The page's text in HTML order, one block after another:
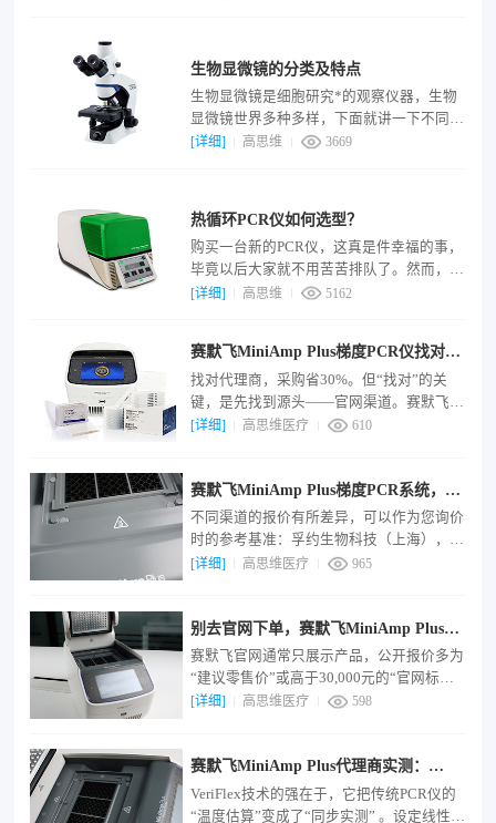
恒温培养箱、恒温恒湿培养箱、二氧化碳培
养箱、植物培养箱、生化培养箱、厌氧培养
箱、霉菌培养箱、低温培养箱等十余种。
生物显微镜的分类及特点
生物显微镜是细胞研究*的观察仪器，生物
显微镜世界多种多样，下面就讲一下不同配
置显微镜的区别的优缺点，帮助您快速选择
织；倒置显微镜---观察活细胞、细菌、组织
培养、悬浮体，沉淀物等；体视显微镜（解
剖显微镜）---大体标本。
[详细] 高思维 3669
热循环PCR仪如何选型？
购买一台新的PCR仪，这真是件幸福的事，
毕竟以后大家就不用苦苦排队了。然而，这
也不是个轻松的差事，市场上有那么多种仪
时运转，买台可靠的仪器尤为重要。一想到
这儿，是不是更感觉压力山大。在签下订单
前，也许你该考虑以下五个方面。
[详细] 高思维 5162
赛默飞MiniAmp Plus梯度PCR仪找对代
理商，采购省30%
找对代理商，采购省30%。但“找对”的关
键，是先找到源头——官网渠道。赛默飞官
网设有专门的“查找经销商或分销商”入口，
息，并核实相关信息。
[详细] 高思维医疗 610
赛默飞MiniAmp Plus梯度PCR系统，一
手货源，供货商直供
不同渠道的报价有所差异，可以作为您询价
时的参考基准：孚约生物科技（上海），单
台报价：批量价 21,500元(≥10台)。杭州仟
维医疗科技，单台报价：24500元（参考
价）。
[详细] 高思维医疗 965
别去官网下单，赛默飞MiniAmp Plus找
经销商能省20%
赛默飞官网通常只展示产品，公开报价多为
“建议零售价”或高于30,000元的“官网标
价”，直销团队也更倾向于服务大客户。相
28,800 - 33,000元 区间。福利价 (批量/拼团
采购)：通过拼团或批量采购，单台价格可
能降至约 24,800元。
[详细] 高思维医疗 598
赛默飞MiniAmp Plus代理商实测：
VeriFlex三区温控
VeriFlex技术的强在于，它把传统PCR仪的
“温度估算”变成了“同步实测” 。设定线性温